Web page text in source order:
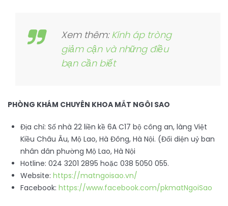
Xem thêm:Kính áp tròng
giảm cận và những điều
bạn cần biết
PHÒNG KHÁM CHUYÊN KHOA MẮT NGÔI SAO
Địa chỉ: Số nhà 22 liền kề 6A C17 bộ công an, làng Việt
Kiều Châu Âu, Mộ Lao, Hà Đông, Hà Nội. (Đối diện uỷ ban
nhân dân phường Mộ Lao, Hà Nội
Hotline: 024 3201 2895 hoặc 038 5050 055.
Website: https://matngoisao.vn/
Facebook: https://www.facebook.com/pkmatNgoiSao